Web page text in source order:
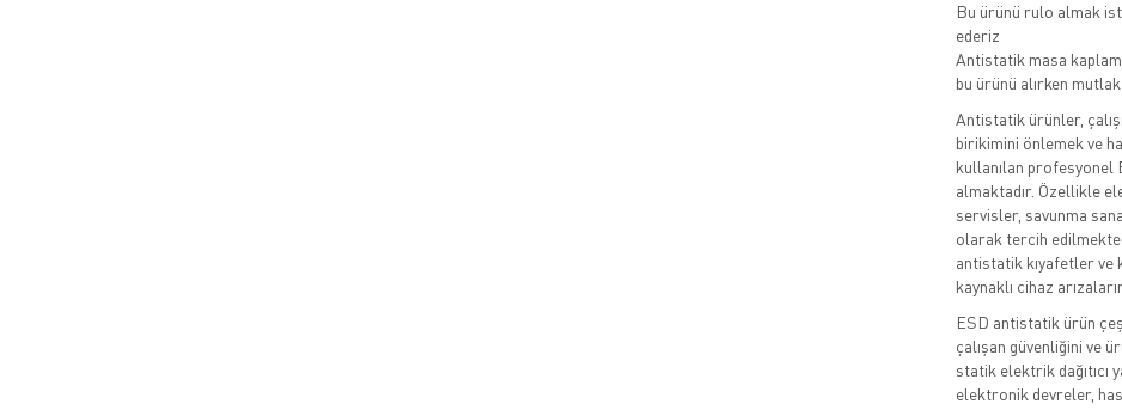
Bu ürünü rulo almak
ederiz
Antistatik masa
bu ürünü alırken
Antistatik ürünler,
birikimini önlemek ve
kullanılan profesyonel
almaktadır. Özellikle
servisler, savunma
olarak tercih
antistatik kıyafetler ve
kaynaklı cihaz
ESD antistatik ürün
çalışan güvenliğini ve
statik elektrik dağıtıcı
elektronik devreler,